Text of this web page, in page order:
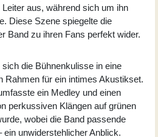
aus, während sich um ihn
Diese Szene spiegelte die
Band zu ihren Fans perfekt wider.
die Bühnenkulisse in eine
Rahmen für ein intimes Akustikset.
ein Medley und einen
perkussiven Klängen auf grünen
wobei die Band passende
ein unwiderstehlicher Anblick.